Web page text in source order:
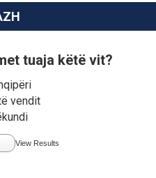
tuaja këtë vit?
vendit
View Results